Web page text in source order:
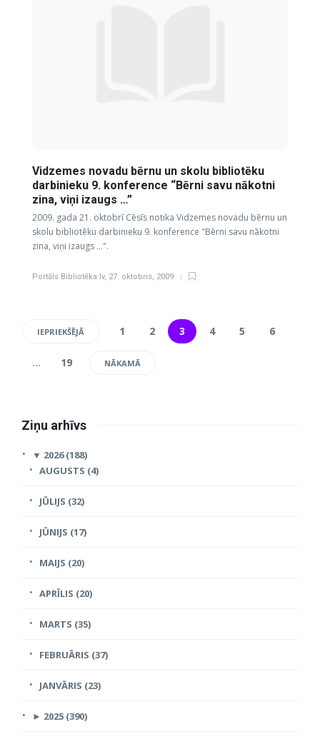
Vidzemes novadu bērnu un skolu bibliotēku
darbinieku 9. konference “Bērni savu nākotni
zina, viņi izaugs …”
2009. gada 21. oktobrī Cēsīs notika Vidzemes novadu bērnu un
skolu bibliotēku darbinieku 9. konference "Bērni savu nākotni
zina, viņi izaugs …".
Portāls Bibliotēka.lv, 27. oktobris, 2009
IEPRIEKŠĒJĀ 1 2 3 4 5 6
… 19 NĀKAMĀ
Ziņu arhīvs
▼ 2026 (188)
AUGUSTS (4)
JŪLIJS (32)
JŪNIJS (17)
MAIJS (20)
APRĪLIS (20)
MARTS (35)
FEBRUĀRIS (37)
JANVĀRIS (23)
► 2025 (390)